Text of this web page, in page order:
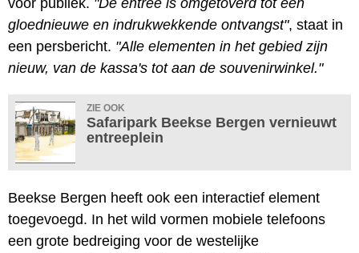
gloednieuwe en indrukwekkende ontvangst", staat in
een persbericht. "Alle elementen in het gebied zijn
nieuw, van de kassa's tot aan de souvenirwinkel."
ZIE OOK
Safaripark Beekse Bergen vernieuwt
entreeplein
Beekse Bergen heeft ook een interactief element
toegevoegd. In het wild vormen mobiele telefoons
een grote bedreiging voor de westelijke